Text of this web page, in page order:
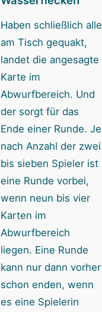
Haben schließlich alle
am Tisch gequakt,
landet die angesagte
Karte im
Abwurfbereich. Und
der sorgt für das
Ende einer Runde. Je
nach Anzahl der zwei
bis sieben Spieler ist
eine Runde vorbei,
wenn neun bis vier
Karten im
Abwurfbereich
liegen. Eine Runde
kann nur dann vorher
schon enden, wenn
es eine Spielerin